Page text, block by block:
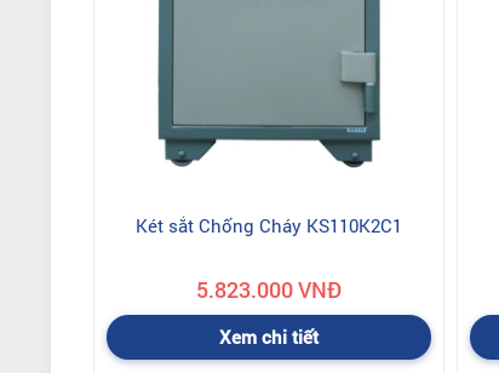
Két sắt Chống Cháy KS110K2C1
5.823.000 VNĐ
Xem chi tiết